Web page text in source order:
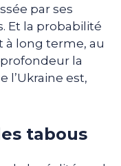
par ses
Et la probabilité
à long terme, au
la
l’Ukraine est,
tabous